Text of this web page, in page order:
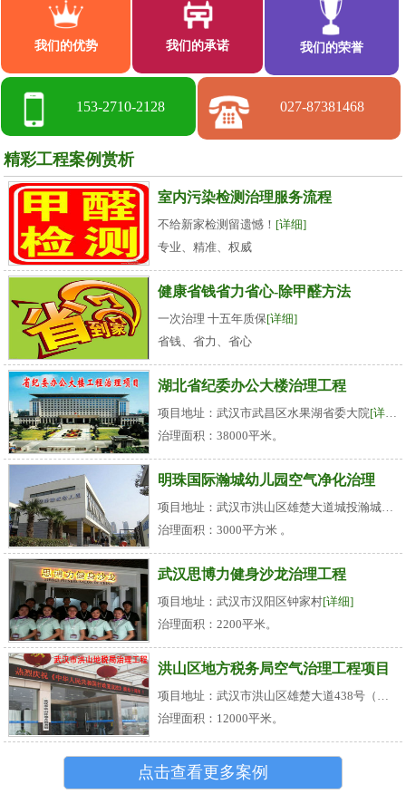
我们的优势 我们的承诺 我们的荣誉
153-2710-2128 027-87381468
精彩工程案例赏析
室内污染检测治理服务流程
不给新家检测留遗憾！ [详细]
专业、精准、权威
健康省钱省力省心-除甲醛方法
一次治理 十五年质保[详细]
省钱、省力、省心
湖北省纪委办公大楼治理工程
项目地址：武汉市武昌区水果湖省委大院[详细]
治理面积：38000平米。
明珠国际瀚城幼儿园空气净化治理
治理面积：3000平方米 。
武汉思博力健身沙龙治理工程
项目地址：武汉市汉阳区钟家村[详细]
治理面积：2200平米。
洪山区地方税务局空气治理工程项目
治理面积：12000平米。
点击查看更多案例